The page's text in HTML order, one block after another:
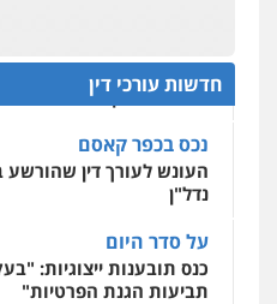
אחסון
מהירות
מקצועיים לעורכי
אסירים
לעורכי דין
חדשות עורכי דין
מאסר בפועל לעו"ד שעקץ
ששייכת ללקוחותיו
נכס בכפר קאסם
העונש לעורך דין שהורשע
נדל"ן
על סדר היום
תביעות הגנת הפרטיות"